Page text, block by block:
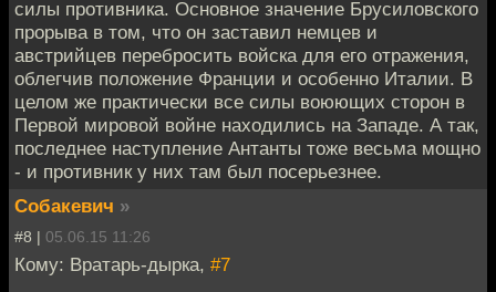
силы противника. Основное значение Брусиловского
прорыва в том, что он заставил немцев и
австрийцев перебросить войска для его отражения,
облегчив положение Франции и особенно Италии. В
целом же практически все силы воюющих сторон в
Первой мировой войне находились на Западе. А так,
последнее наступление Антанты тоже весьма мощно
- и противник у них там был посерьезнее.
Собакевич »
#8 | 05.06.15 11:26
Кому: Вратарь-дырка, #7